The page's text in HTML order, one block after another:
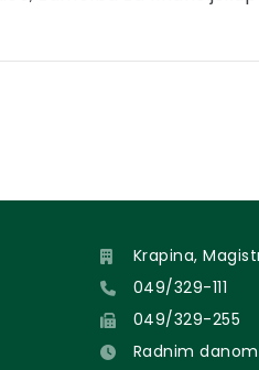
Krapina,
049/329-111
049/329-255
Radnim